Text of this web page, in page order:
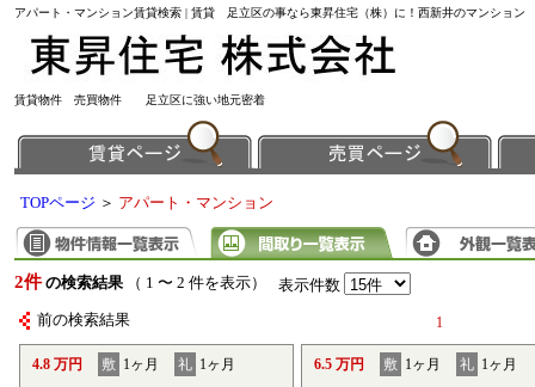
アパート・マンション賃貸検索 | 賃貸 足立区の事なら東昇住宅（株）に！西新井のマンシ
賃貸物件 売買物件 足立区に強い地元密着
TOPページ ＞ アパート・マンション
2件 の検索結果 （ 1 〜 2 件を表示） 表示件数
前の検索結果 1
4.8 万円 敷 1ヶ月 礼 1ヶ月 6.5 万円 敷 1ヶ月 礼 1ヶ月